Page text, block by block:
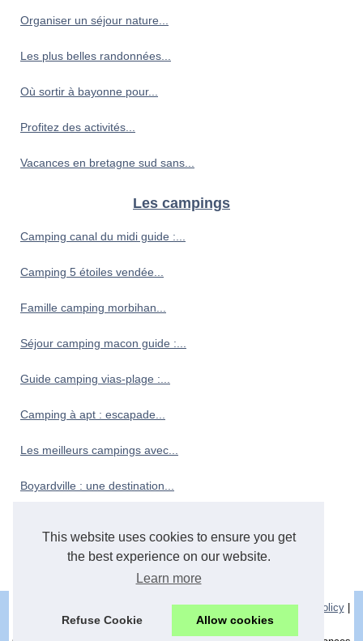
This website uses cookies to ensure you get
the best experience on our website.
Learn more
Refuse Cookie Allow cookies
Organiser un séjour nature...
Les plus belles randonnées...
Où sortir à bayonne pour...
Profitez des activités...
Vacances en bretagne sud sans...
Les campings
Camping canal du midi guide :...
Camping 5 étoiles vendée...
Famille camping morbihan...
Séjour camping macon guide :...
Guide camping vias-plage :...
Camping à apt : escapade...
Les meilleurs campings avec...
Boyardville : une destination...
Camping finistere sud bord...
Schéma nos articles|Cookies Policy|
RSS|
Dotclear © 2003-2026